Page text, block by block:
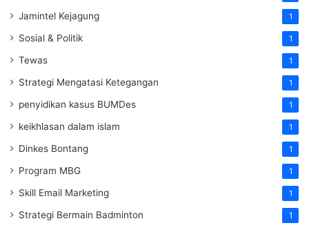
Jamintel Kejagung 1
Sosial & Politik 1
Tewas 1
Strategi Mengatasi Ketegangan 1
penyidikan kasus BUMDes 1
keikhlasan dalam islam 1
Dinkes Bontang 1
Program MBG 1
Skill Email Marketing 1
Strategi Bermain Badminton 1